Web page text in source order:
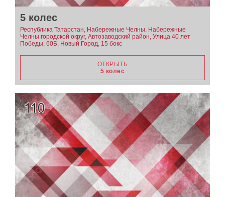
5 колес
Республика Татарстан, Набережные Челны, Набережные
Челны городской округ, Автозаводский район, Улица 40 лет
Победы, 60Б, Новый Город, 15 бокс
ОТКРЫТЬ
5 колес